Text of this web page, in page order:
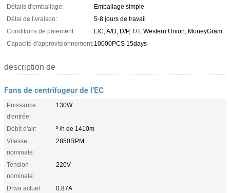
Détails d'emballage:
Emballage simple
Délai de livraison:
5-8 jours de travail
Conditions de paiement:
L/C, A/D, D/P, T/T, Western Union, MoneyGram
Capacité d'approvisionnement:10000PCS 15days
description de
Fans de centrifugeur de l'EC
Puissance
d'entrée:
130W
Débit d'air:
³ /h de 1410m
Vitesse
nominale:
2850RPM
Tension
nominale:
220V
Drwa actuel:
0.87A